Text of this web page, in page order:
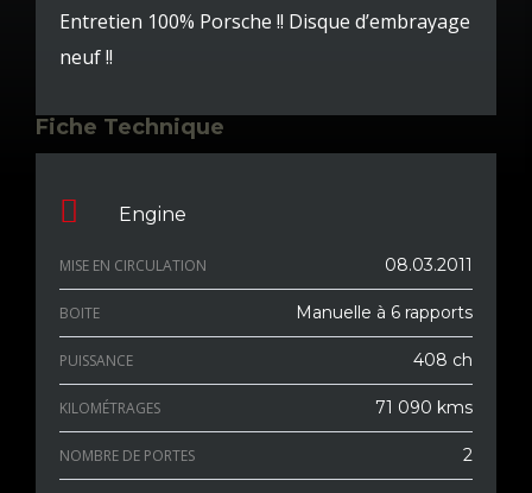
Entretien 100% Porsche !! Disque d’embrayage
neuf !!
Fiche Technique
Engine
MISE EN CIRCULATION 08.03.2011
BOITE Manuelle à 6 rapports
PUISSANCE 408 ch
KILOMÉTRAGES 71 090 kms
NOMBRE DE PORTES 2